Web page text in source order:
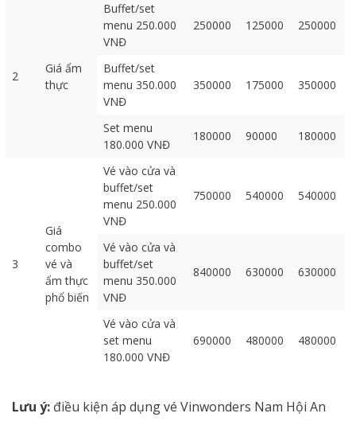
2
Giá ẩm
thực
Buffet/set
menu 250.000
VNĐ
250000 125000 250000
Buffet/set
menu 350.000
VNĐ
350000 175000 350000
Set menu
180.000 VNĐ
180000 90000 180000
3
Giá
combo
vé và
ẩm thực
phổ biến
Vé vào cửa và
buffet/set
menu 250.000
VNĐ
750000 540000 540000
Vé vào cửa và
buffet/set
menu 350.000
VNĐ
840000 630000 630000
Vé vào cửa và
set menu
180.000 VNĐ
690000 480000 480000
Lưu ý: điều kiện áp dụng vé Vinwonders Nam Hội An